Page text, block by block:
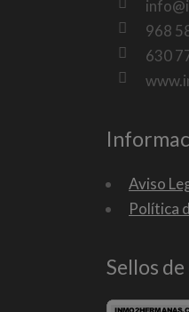
968
630
Aviso
Política
Sellos